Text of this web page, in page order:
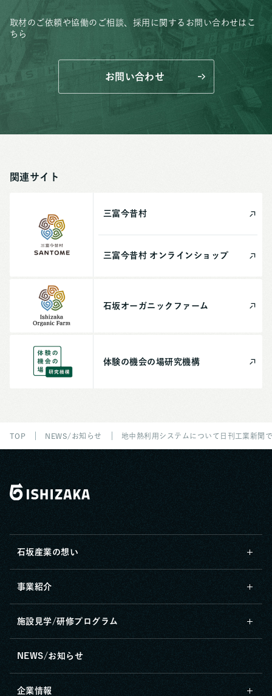
取材のご依頼や協働のご相談、 採用に関するお問い合わせはこ
ちら
お問い合わせ
関連サイト
三富今昔村
三富今昔村 オンライン ショップ
石坂オーガニック ファーム
体験の機会の場研究機構
TOP NEWS/お知らせ 地中熱利用システムについて日刊工業新聞
石坂産業の想い
事業紹介
施設見学/研修プログラム
NEWS/お知らせ
企業情報